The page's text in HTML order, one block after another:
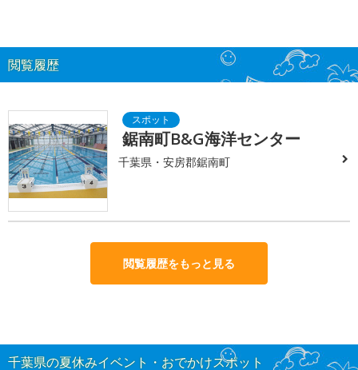
閲覧履歴
鋸南町B&G海洋センター
千葉県・安房郡鋸南町
閲覧履歴をもっと見る
千葉県の夏休みイベント・おでかけスポット